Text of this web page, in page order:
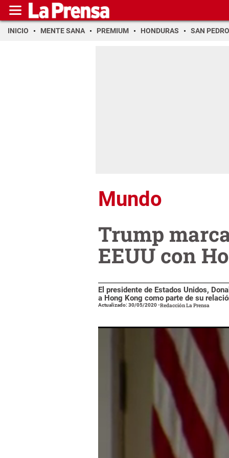
INICIO MENTE SANA PREMIUM HONDURAS SAN PEDRO
Mundo
Trump
EEUU con
El presidente de Estados Unidos,
a Hong Kong como parte de su
Actualizado: 30/05/2020-Redacción La Prensa